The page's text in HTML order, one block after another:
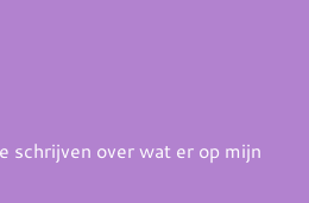
schrijven over wat er op mijn